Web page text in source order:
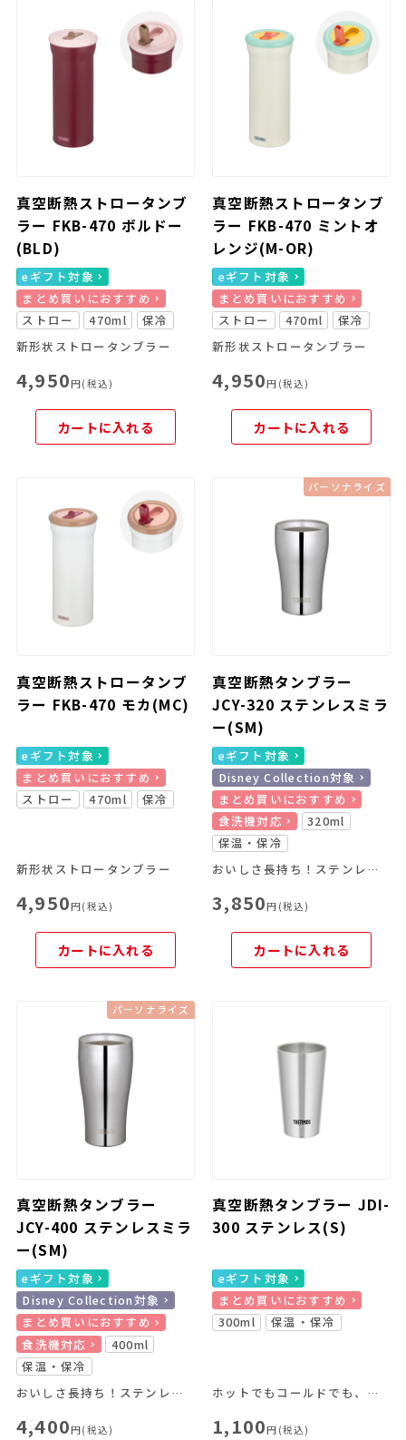
真空断熱ストロータンブ
ラー FKB-470 ボルドー
(BLD)
eギフト対象
まとめ買いにおすすめ
ストロー
470ml
保冷
新形状ストロータンブラー
4,950円(税込)
カートに入れる
真空断熱ストロータンブ
ラー FKB-470 ミントオ
レンジ(M-OR)
eギフト対象
まとめ買いにおすすめ
ストロー
470ml
保冷
新形状ストロータンブラー
4,950円(税込)
カートに入れる
真空断熱ストロータンブ
ラー FKB-470 モカ(MC)
eギフト対象
まとめ買いにおすすめ
ストロー
470ml 保冷
新形状ストロータンブラー
4,950円(税込)
カートに入れる
パーソナライズ
真空断熱タンブラー
JCY-320 ステンレスミラ
ー(SM)
eギフト対象
Disney Collection対象
まとめ買いにおすすめ
食洗機対応
320ml
保温・保冷
おいしさ長持ち！ステンレス魔法びん構造のタンブラー
3,850円(税込)
カートに入れる
パーソナライズ
真空断熱タンブラー
JCY-400 ステンレスミラ
ー(SM)
eギフト対象
Disney Collection対象
まとめ買いにおすすめ
食洗機対応
400ml
保温・保冷
おいしさ長持ち！ステンレス魔法びん構造のタンブラー
4,400円(税込)
真空断熱タンブラー JDI-
300 ステンレス(S)
eギフト対象
まとめ買いにおすすめ
300ml
保温・保冷
ホットでもコールドでも、飲み頃温度を長時間キープ。
1,100円(税込)